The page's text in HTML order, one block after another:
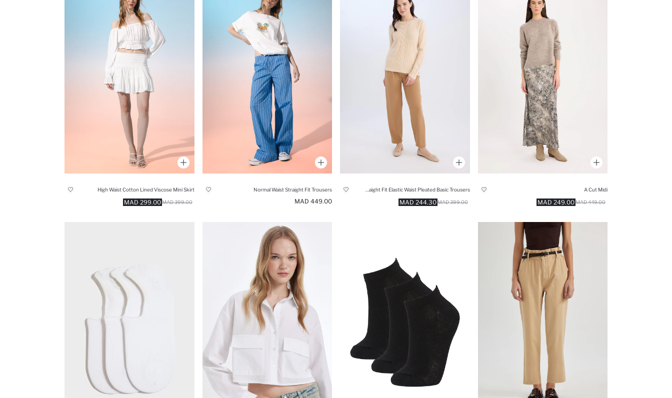
A Cut Midi
249.00 MAD 449.00 MAD
244.30 MAD 399.00 MAD
Normal Waist Straight Fit Trousers
449.00 MAD
High Waist Cotton Lined Viscose Mini Skirt
299.00 MAD 399.00 MAD